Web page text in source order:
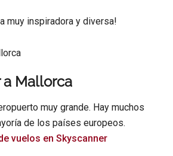
muy inspiradora y diversa!
Mallorca
muy grande. Hay muchos
de los países europeos.
vuelos en Skyscanner